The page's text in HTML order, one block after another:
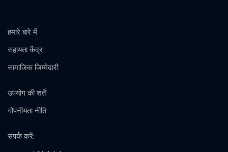
हमारे बारे में
सहायता केंद्र
सामाजिक जिम्मेदारी
उपयोग की शर्तें
गोपनीयता नीति
संपर्क करें: